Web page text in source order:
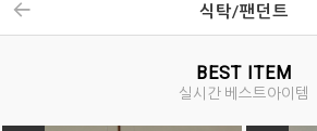
식탁/팬던트
BEST ITEM
실시간 베스트아이템